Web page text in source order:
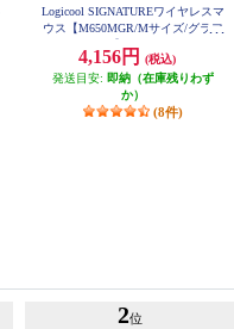
Logicool SIGNATUREワイヤレスマ
ウス【M650MGR/Mサイズ/グラフ
4,156円
(税込)
発送目安: 即納（在庫残りわず
か）
(8件)
2位